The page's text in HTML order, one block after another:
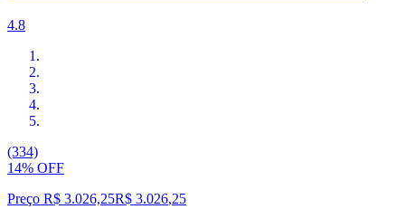
4.8
(334)
14% OFF
Preço R$ 3.026,25R$ 3.026,25